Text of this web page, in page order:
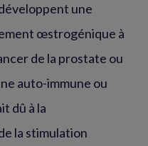
une
œstrogénique à
de la prostate ou
auto-immune ou
dû à la
la stimulation